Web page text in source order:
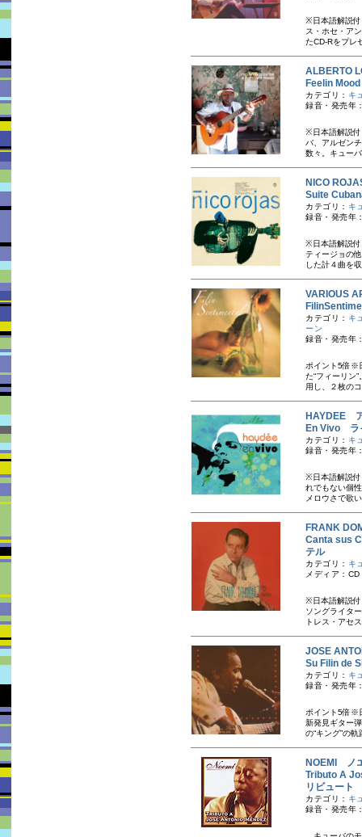
※日本語解説
ス・ホセ・ア
たCD-Rをプレ
ALBERTO
Feelin
カテゴリ： キ
録音・発売年
※日本語解説付
バ、アルゼン
数々。キュー
NICO
Suite
カテゴリ： キ
録音・発売年
※日本語解説付
ティージョの
した計４曲を
VARIOUS
カテゴリ： キ
ーン
録音・発売年
ポイント5倍※
た“フィーリン
用し、２枚の
HAYDEE
En Vivo ラ
カテゴリ： キ
録音・発売年
※日本語解説付
れでもない個
メロウさで歌
FRANK
Canta sus
テル
カテゴリ： キ
メディア：CD
※日本語解説付
ソングライタ
トレス・アセ
JOSE
Su Filin de
カテゴリ： キ
録音・発売
ポイント5倍※
新発見ギター
の“キング”の
NOEMI ノ
Tributo A
リビュート
カテゴリ： キ
録音・発売年